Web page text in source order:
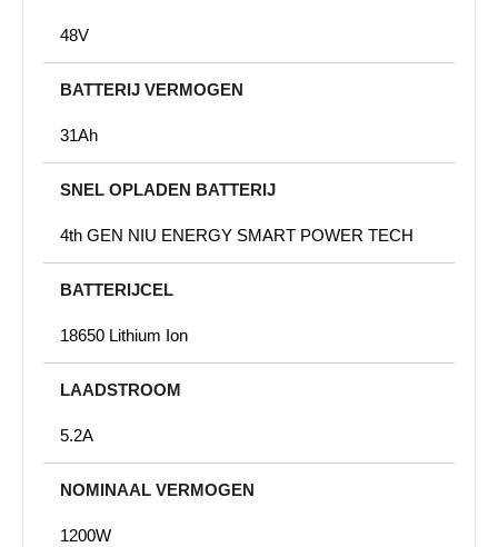
48V
BATTERIJ VERMOGEN
31Ah
SNEL OPLADEN BATTERIJ
4th GEN NIU ENERGY SMART POWER TECH
BATTERIJCEL
18650 Lithium Ion
LAADSTROOM
5.2A
NOMINAAL VERMOGEN
1200W